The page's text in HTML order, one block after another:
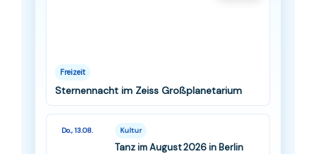
Freizeit
Sternennacht im Zeiss Großplanetarium
Do., 13.08. Kultur
Tanz im August 2026 in Berlin